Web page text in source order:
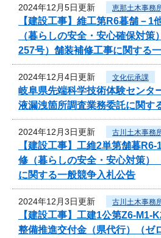
2024年12月5日更新 恵那土木事務
【建設工事】維工第R6暮舗－
（暮らしの安全・安心確保対策
257号）舗装補修工事に関する
2024年12月4日更新 文化伝承課
岐阜県先端科学技術体験セン
液漏洩箇所調査業務委託に関す
2024年12月3日更新 古川土木事務
【建設工事】工維2単第舗暮
修（暮らしの安全・安心対策）
に関する一般競争入札公告
2024年12月3日更新 古川土木事務
【建設工事】工建1公第Z6-
整備推進交付金（県代行）（ゼ